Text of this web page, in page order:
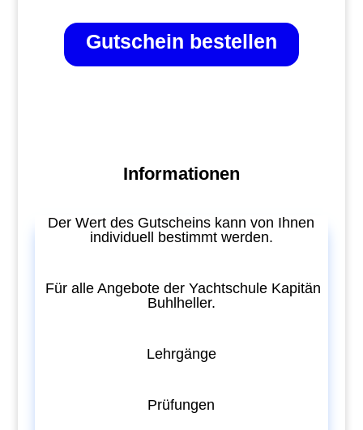
Gutschein bestellen
Informationen
Der Wert des Gutscheins kann von Ihnen
individuell bestimmt werden.
Für alle Angebote der Yachtschule Kapitän
Buhlheller.
Lehrgänge
Prüfungen